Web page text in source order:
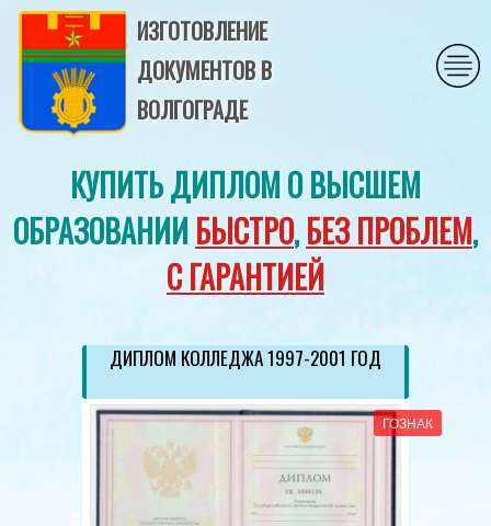
ИЗГОТОВЛЕНИЕ
ДОКУМЕНТОВ В
ВОЛГОГРАДЕ
КУПИТЬ ДИПЛОМ О ВЫСШЕМ
ОБРАЗОВАНИИБЫСТРО,БЕЗ ПРОБЛЕМ,
С ГАРАНТИЕЙ
ДИПЛОМ КОЛЛЕДЖА 1997-2001 ГОД
ГОЗНАК